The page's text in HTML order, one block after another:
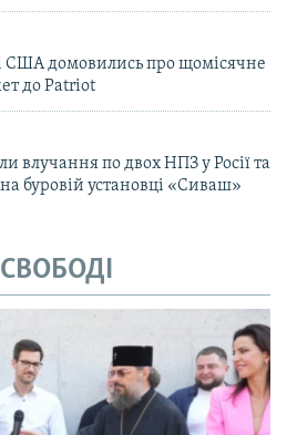
США домовились про щомісячне
до Patriot
влучання по двох НПЗ у Росії та
буровій установці «Сиваш»